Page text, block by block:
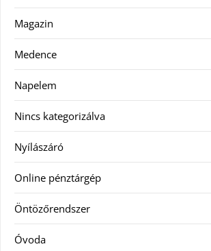
Magazin
Medence
Napelem
Nincs kategorizálva
Nyílászáró
Online pénztárgép
Öntözőrendszer
Óvoda